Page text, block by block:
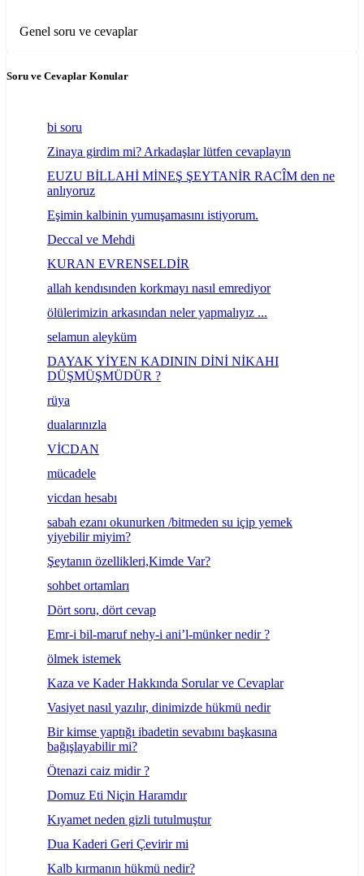
Genel soru ve cevaplar
Soru ve Cevaplar Konular
bi soru
Zinaya girdim mi? Arkadaşlar lütfen cevaplayın
EUZU BİLLAHİ MİNEŞ ŞEYTANİR RACÎM den ne
anlıyoruz
Eşimin kalbinin yumuşamasını istiyorum.
Deccal ve Mehdi
KURAN EVRENSELDİR
allah kendısınden korkmayı nasıl emrediyor
ölülerimizin arkasından neler yapmalıyız ...
selamun aleyküm
DAYAK YİYEN KADININ DİNİ NİKAHI
DÜŞMÜŞMÜDÜR ?
rüya
dualarınızla
VİCDAN
mücadele
vicdan hesabı
sabah ezanı okunurken /bitmeden su içip yemek
yiyebilir miyim?
Şeytanın özellikleri,Kimde Var?
sohbet ortamları
Dört soru, dört cevap
Emr-i bil-maruf nehy-i ani’l-münker nedir ?
ölmek istemek
Kaza ve Kader Hakkında Sorular ve Cevaplar
Vasiyet nasıl yazılır, dinimizde hükmü nedir
Bir kimse yaptığı ibadetin sevabını başkasına
bağışlayabilir mi?
Ötenazi caiz midir ?
Domuz Eti Niçin Haramdır
Kıyamet neden gizli tutulmuştur
Dua Kaderi Geri Çevirir mi
Kalb kırmanın hükmü nedir?